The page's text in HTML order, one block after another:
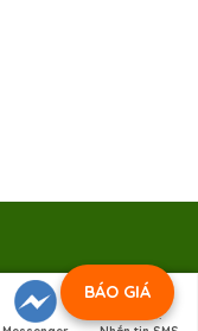
BÁO GIÁ
|Công ty TNHH SX